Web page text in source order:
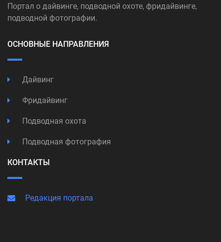
Портал о дайвинге, подводной охоте, фридайвинге,
подводной фотографии.
ОСНОВНЫЕ НАПРАВЛЕНИЯ
Дайвинг
Фридайвинг
Подводная охота
Подводная фотография
КОНТАКТЫ
Редакция портала